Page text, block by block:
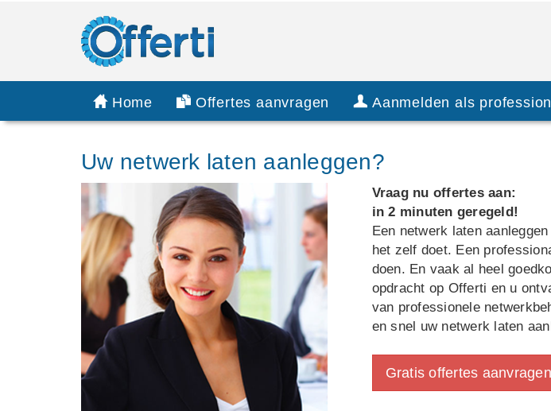
Home Offertes aanvragen Aanmelden als
Uw netwerk laten aanleggen?
Vraag nu offertes aan:
in 2 minuten geregeld!
Een netwerk laten
het zelf doet. Een
doen. En vaak al heel
opdracht op Offerti en u
van professionele
en snel uw netwerk laten
Gratis offertes